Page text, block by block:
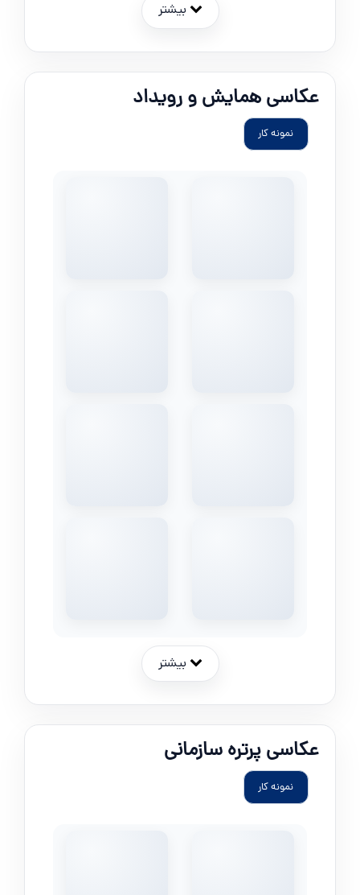
بیشتر
عکاسی همایش و رویداد
نمونه کار
بیشتر
عکاسی پرتره سازمانی
نمونه کار